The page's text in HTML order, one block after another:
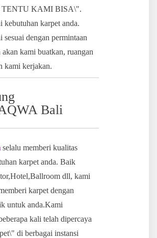
TENTU KAMI BISA\".
kebutuhan karpet anda.
dengan permintaan
kami buatkan, ruangan
kami kerjakan.
Bali
selalu memberi kualitas
karpet anda. Baik
dll, kami
karpet dengan
untuk anda.Kami
kali telah dipercaya
di berbagai instansi